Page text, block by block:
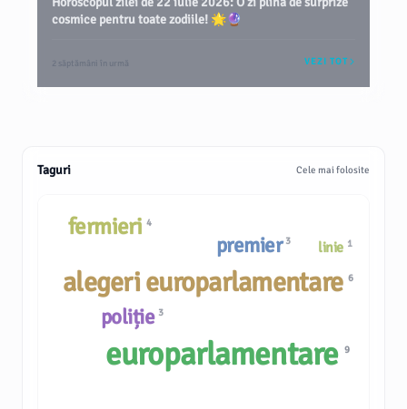
cosmice pentru toate zodiile! 🌟🔮
2 săptămâni în urmă VEZI TOT
Taguri Cele mai folosite
linie 1
premier3
poliție 3
europarlamentare9
alegeri europarlamentare6
fermieri4